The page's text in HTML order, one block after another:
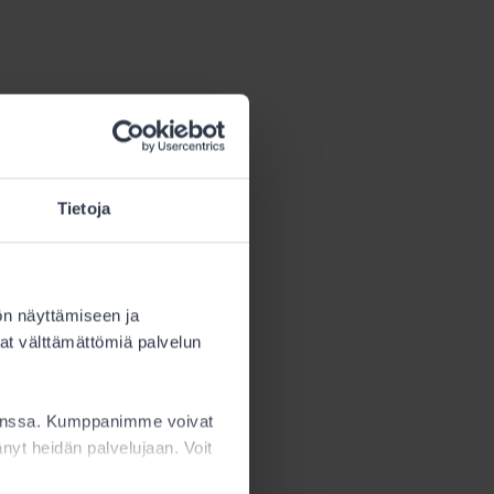
Tietoja
näyttämiseen ja
välttämättömiä palvelun
Kumppanimme voivat
heidän palvelujaan. Voit
määrä